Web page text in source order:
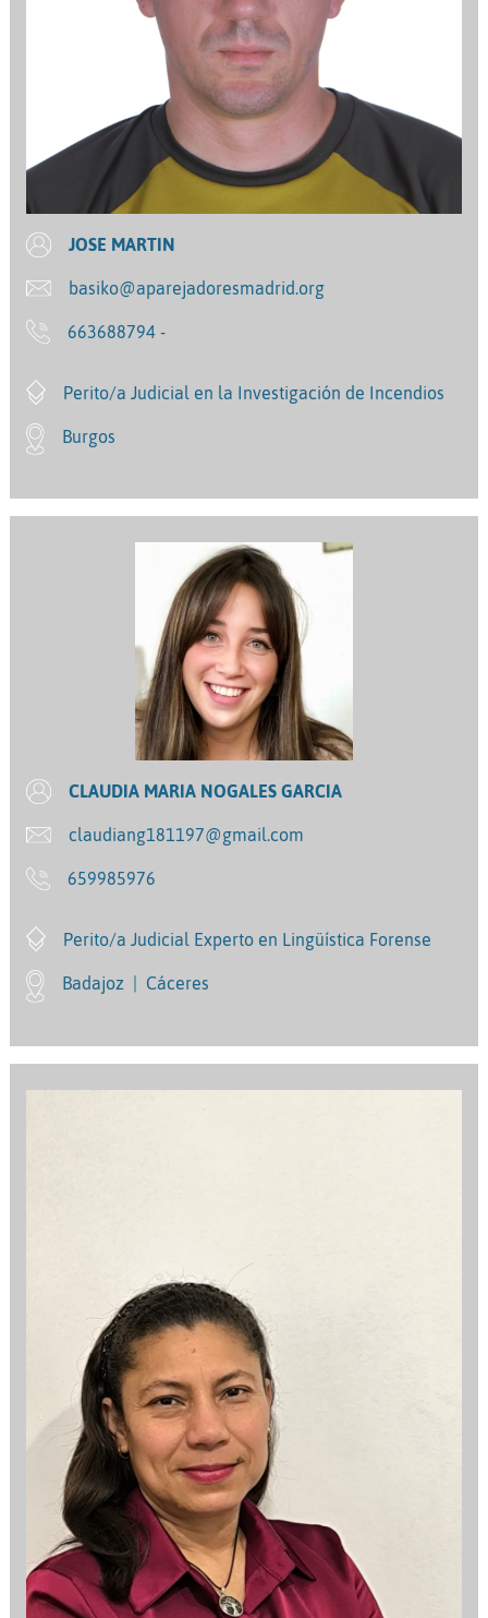
JOSE MARTIN
basiko@aparejadoresmadrid.org
663688794 -
Perito/a Judicial en la Investigación de Incendios
Burgos
CLAUDIA MARIA NOGALES GARCIA
claudiang181197@gmail.com
659985976
Perito/a Judicial Experto en Lingüística Forense
Badajoz Cáceres